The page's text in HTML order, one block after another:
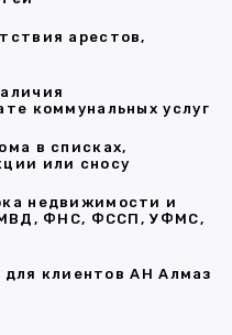
арестов,
коммунальных услуг
в списках,
или сносу
недвижимости и
МВД, ФНС, ФССП, УФМС,
клиентов АН Алмаз